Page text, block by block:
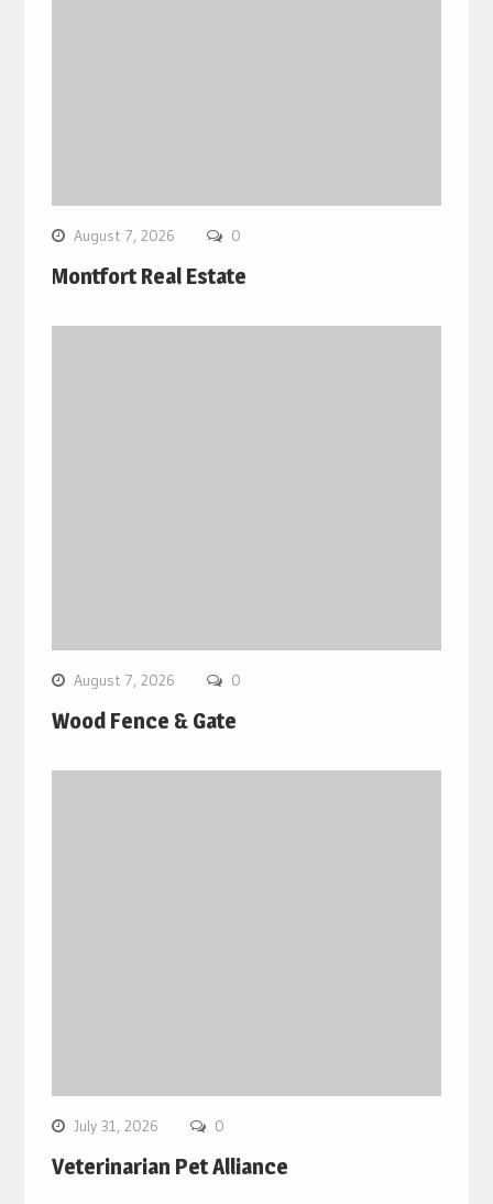
August 7, 2026 0
Montfort Real Estate
August 7, 2026 0
Wood Fence & Gate
July 31, 2026 0
Veterinarian Pet Alliance